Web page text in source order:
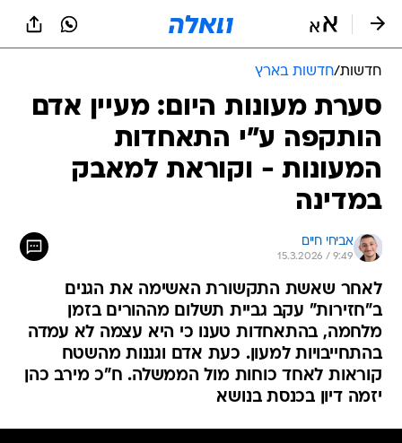
חדשות/חדשות בארץ
סערת מעונות היום: מעיין אדם
הותקפה ע"י התאחדות
המעונות - וקוראת למאבק
במדינה
אביחי חיים
15.3.2026 / 9:49
לאחר שאשת התקשורת האשימה את הגנים
ב"חזירות" עקב גביית תשלום מההורים בזמן
מלחמה, בהתאחדות טענו כי היא עצמה לא עמדה
בהתחייבויות למעון. כעת אדם וגננות מהשטח
קוראות לאחד כוחות מול הממשלה. ח"כ מירב כהן
יזמה דיון בכנסת בנושא